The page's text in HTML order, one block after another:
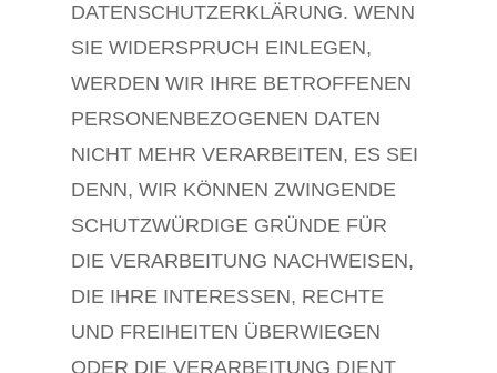
DATENSCHUTZERKLÄRUNG. WENN
SIE WIDERSPRUCH EINLEGEN,
WERDEN WIR IHRE BETROFFENEN
PERSONENBEZOGENEN DATEN
NICHT MEHR VERARBEITEN, ES SEI
DENN, WIR KÖNNEN ZWINGENDE
SCHUTZWÜRDIGE GRÜNDE FÜR
DIE VERARBEITUNG NACHWEISEN,
DIE IHRE INTERESSEN, RECHTE
UND FREIHEITEN ÜBERWIEGEN
ODER DIE VERARBEITUNG DIENT